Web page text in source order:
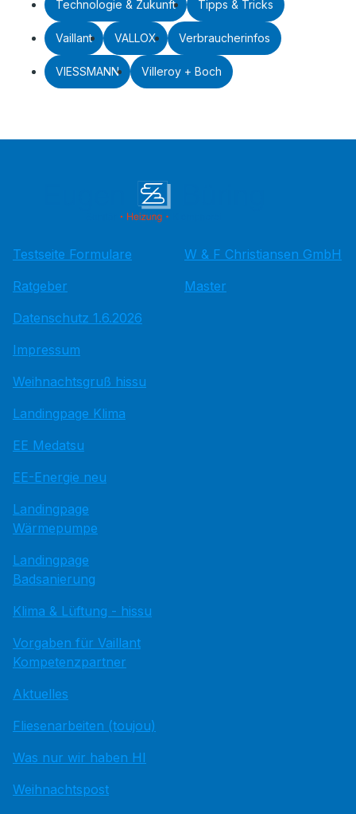
Technologie & Zukunft Tipps & Tricks
Vaillant VALLOX Verbraucherinfos
VIESSMANN Villeroy + Boch
Testseite Formulare
Ratgeber
Datenschutz 1.6.2026
Impressum
Weihnachtsgruß hissu
Landingpage Klima
EE Medatsu
EE-Energie neu
Landingpage
Wärmepumpe
Landingpage
Badsanierung
Klima & Lüftung - hissu
Vorgaben für Vaillant
Kompetenzpartner
Aktuelles
Fliesenarbeiten (toujou)
Was nur wir haben HI
Weihnachtspost
W & F Christiansen GmbH
Master